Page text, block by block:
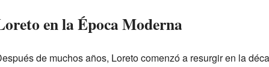
en la Época Moderna
de muchos años, Loreto comenzó a resurgir en la